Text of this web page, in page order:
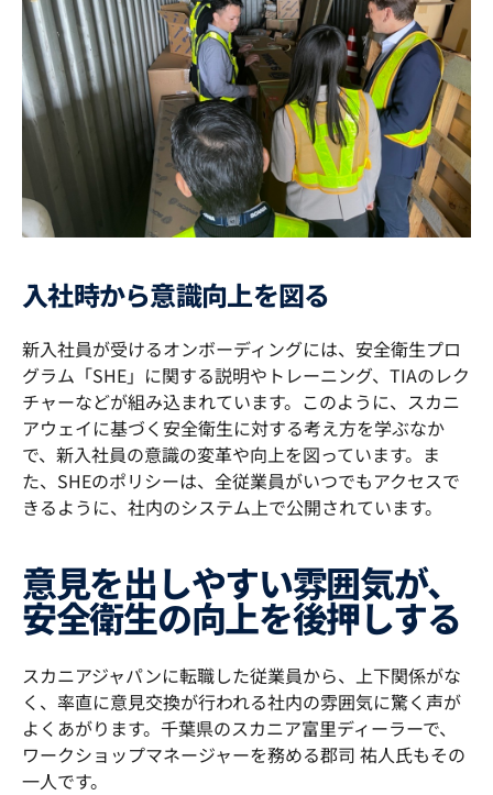
入社時から意識向上を図る
新入社員が受けるオンボーディングには、安全衛生プロ
グラム「SHE」に関する説明やトレーニング、TIAのレク
チャーなどが組み込まれています。このように、スカニ
アウェイに基づく安全衛生に対する考え方を学ぶなか
で、新入社員の意識の変革や向上を図っています。ま
た、SHEのポリシーは、全従業員がいつでもアクセスで
きるように、社内のシステム上で公開されています。
意見を出しやすい雰囲気が、
安全衛生の向上を後押しする
スカニアジャパンに転職した従業員から、上下関係がな
く、率直に意見交換が行われる社内の雰囲気に驚く声が
よくあがります。千葉県のスカニア富里ディーラーで、
ワークショップマネージャーを務める郡司 祐人氏もその
一人です。